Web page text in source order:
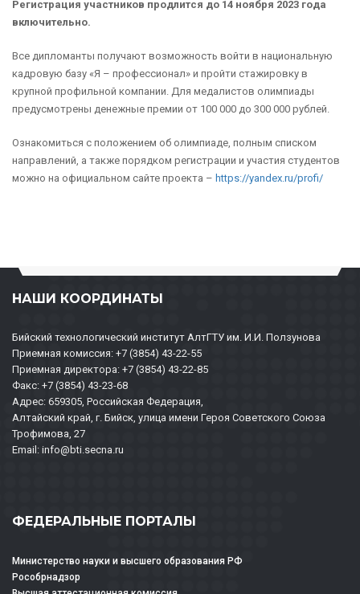
Регистрация участников продлится до 14 ноября 2023 года
включительно.
Все дипломанты получают возможность войти в национальную
кадровую базу «Я – профессионал» и пройти стажировку в
крупной профильной компании. Для медалистов олимпиады
предусмотрены денежные премии от 100 000 до 300 000 рублей.
Ознакомиться с положением об олимпиаде, полным списком
направлений, а также порядком регистрации и участия студентов
можно на официальном сайте проекта – https://yandex.ru/profi/
НАШИ КООРДИНАТЫ
Бийский технологический институт АлтГТУ им. И.И. Ползунова
Приемная комиссия: +7 (3854) 43-22-55
Приемная директора: +7 (3854) 43-22-85
Факс: +7 (3854) 43-23-68
Адрес: 659305, Российская Федерация,
Алтайский край, г. Бийск, улица имени Героя Советского Союза
Трофимова, 27
Email: info@bti.secna.ru
ФЕДЕРАЛЬНЫЕ ПОРТАЛЫ
Министерство науки и высшего образования РФ
Рособрнадзор